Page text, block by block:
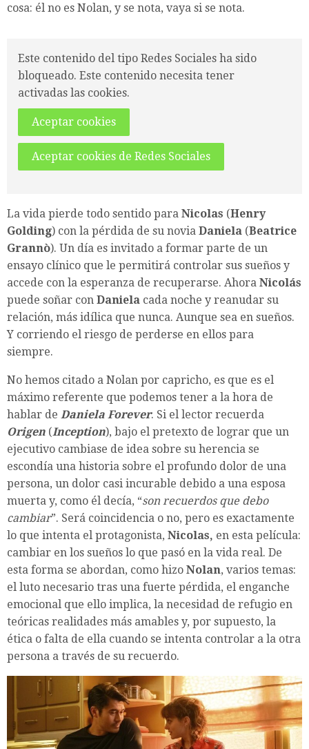
cosa: él no es Nolan, y se nota, vaya si se nota.
Este contenido del tipo Redes Sociales ha sido
bloqueado. Este contenido necesita tener
activadas las cookies.
Aceptar cookies
Aceptar cookies de Redes Sociales
La vida pierde todo sentido para Nicolas (Henry
Golding) con la pérdida de su novia Daniela (Beatrice
Grannò). Un día es invitado a formar parte de un
ensayo clínico que le permitirá controlar sus sueños y
accede con la esperanza de recuperarse. Ahora Nicolás
puede soñar con Daniela cada noche y reanudar su
relación, más idílica que nunca. Aunque sea en sueños.
Y corriendo el riesgo de perderse en ellos para
siempre.
No hemos citado a Nolan por capricho, es que es el
máximo referente que podemos tener a la hora de
hablar de Daniela Forever. Si el lector recuerda
Origen (Inception), bajo el pretexto de lograr que un
ejecutivo cambiase de idea sobre su herencia se
escondía una historia sobre el profundo dolor de una
persona, un dolor casi incurable debido a una esposa
muerta y, como él decía, “son recuerdos que debo
cambiar”. Será coincidencia o no, pero es exactamente
lo que intenta el protagonista, Nicolas, en esta película:
cambiar en los sueños lo que pasó en la vida real. De
esta forma se abordan, como hizo Nolan, varios temas:
el luto necesario tras una fuerte pérdida, el enganche
emocional que ello implica, la necesidad de refugio en
teóricas realidades más amables y, por supuesto, la
ética o falta de ella cuando se intenta controlar a la otra
persona a través de su recuerdo.